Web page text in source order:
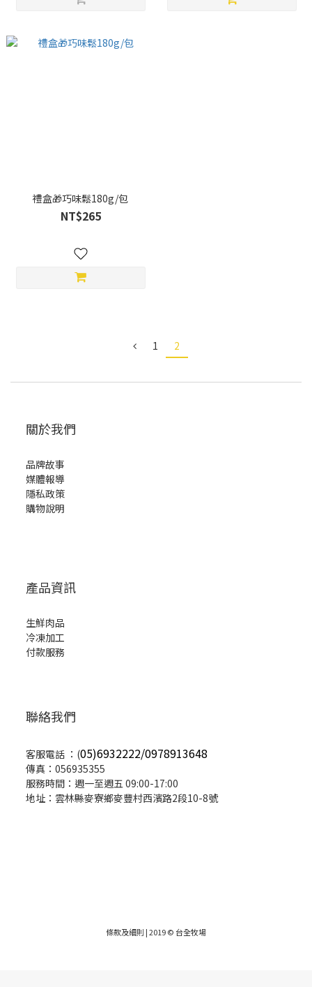
禮盒🎁巧味鬆180g/包
NT$265
1 2
關於我們
品牌故事
媒體報導
隱私政策
購物說明
產品資訊
生鮮肉品
冷凍加工
付款服務
聯絡我們
客服電話 ：(05)6932222/0978913648
傳真：056935355
服務時間：週一至週五 09:00-17:00
地址：雲林縣麥寮鄉麥豐村西濱路2段10-8號
條款及細則 | 2019 © 台全牧場